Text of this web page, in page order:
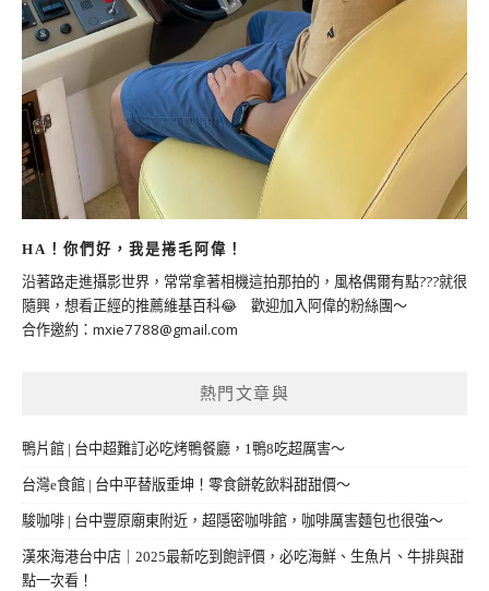
HA！你們好，我是捲毛阿偉！
沿著路走進攝影世界，常常拿著相機這拍那拍的，風格偶爾有點???就很
隨興，想看正經的推薦維基百科😂 歡迎加入阿偉的粉絲團～
合作邀約： mxie7788@gmail.com
熱門文章與
鴨片館 | 台中超難訂必吃烤鴨餐廳，1鴨8吃超厲害～
台灣e食館 | 台中平替版垂坤！零食餅乾飲料甜甜價～
駿咖啡 | 台中豐原廟東附近，超隱密咖啡館，咖啡厲害麵包也很強～
漢來海港台中店｜2025最新吃到飽評價，必吃海鮮、生魚片、牛排與甜
點一次看！